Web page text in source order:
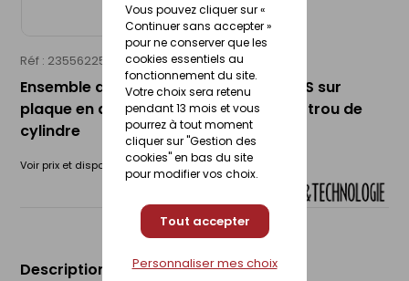
Vous pouvez cliquer sur «
Continuer sans accepter »
pour ne conserver que les
cookies essentiels au
fonctionnement du site.
Votre choix sera retenu
pendant 13 mois et vous
pourrez à tout moment
cliquer sur "Gestion des
cookies" en bas du site
pour modifier vos choix.
Tout accepter
Personnaliser mes choix
Réf : 23556225 DT 2000
Ensemble de poignées de porte CLUSES sur
plaque en aluminium acier blanc avec trou de
cylindre
Voir prix et disponibilité en magasin
Description du produit